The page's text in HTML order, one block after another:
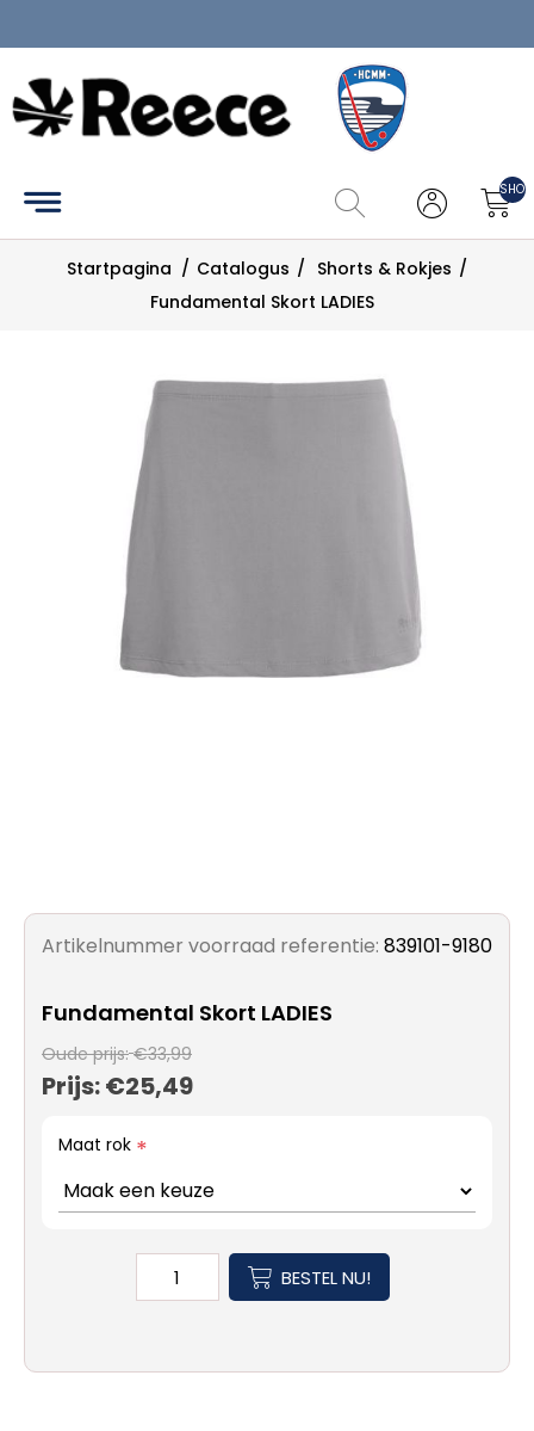
Home
Clubkledij
Catalogus
Maattabel
Startpagina / Catalogus / Shorts & Rokjes /
Fundamental Skort LADIES
Artikelnummer voorraad referentie: 839101-9180
Fundamental Skort LADIES
Oude prijs: €33,99
Prijs:€25,49
Maat rok *
BESTEL NU!